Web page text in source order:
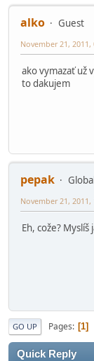
alko
Guest
November 21, 2011,
ako vymazať už
to dakujem
pepak
November 21, 2011,
Eh, cože?
GO UP Pages 1
Quick Reply